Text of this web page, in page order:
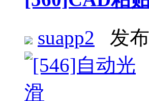
suapp2 发